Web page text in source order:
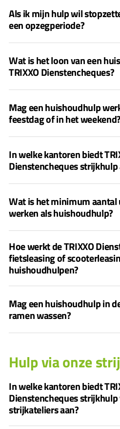
Als ik mijn hulp wil
een opzegperiode?
Wat is het loon van een
TRIXXO Dienstencheques?
Mag een huishoudhulp
feestdag of in het weekend?
In welke kantoren biedt
Dienstencheques strijkhulp
Wat is het minimum aantal
werken als huishoudhulp?
Hoe werkt de TRIXXO
fietsleasing of
huishoudhulpen?
Mag een huishoudhulp in
ramen wassen?
Hulp via onze
In welke kantoren biedt
Dienstencheques
strijkateliers aan?